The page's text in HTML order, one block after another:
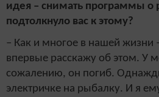
идея – снимать программы о
подтолкнуло вас к этому?
– Как и многое в нашей жизни
впервые расскажу об этом. У
сожалению, он погиб.
электричке на рыбалку. И я